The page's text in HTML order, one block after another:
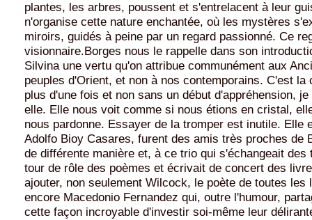
plantes, les arbres, poussent et s'entrelacent à leur
n'organise cette nature enchantée, où les mystères
miroirs, guidés à peine par un regard passionné. Ce
visionnaire.Borges nous le rappelle dans son
Silvina une vertu qu'on attribue communément aux
peuples d'Orient, et non à nos contemporains. C'est la
plus d'une fois et non sans un début d'appréhension,
elle. Elle nous voit comme si nous étions en cristal,
nous pardonne. Essayer de la tromper est inutile. Elle
Adolfo Bioy Casares, furent des amis très proches de
de différente manière et, à ce trio qui s'échangeait
tour de rôle des poèmes et écrivait de concert des
ajouter, non seulement Wilcock, le poète de toutes les
encore Macedonio Fernandez qui, outre l'humour,
cette façon incroyable d'investir soi-même leur